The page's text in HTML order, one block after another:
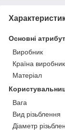
Основні
Виробник
Країна виробник
Матеріал
Вага
Вид різьблення
Діаметр